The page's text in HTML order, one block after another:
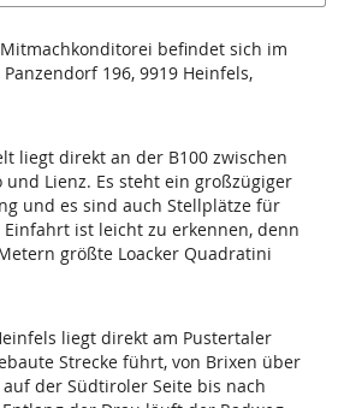
befindet sich im
196, 9919 Heinfels,
liegt direkt an der B100 zwischen
Lienz. Es steht ein großzügiger
und es sind auch Stellplätze für
Einfahrt ist leicht zu erkennen, denn
größte Loacker Quadratini
liegt direkt am Pustertaler
Strecke führt, von Brixen über
der Südtiroler Seite bis nach